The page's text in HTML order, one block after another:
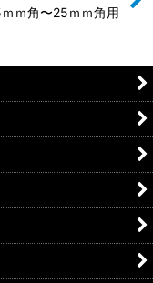
ｍ角〜25ｍｍ角用